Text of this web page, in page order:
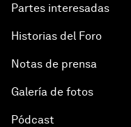
Partes interesadas
Historias del Foro
Notas de prensa
Galería de fotos
Pódcast